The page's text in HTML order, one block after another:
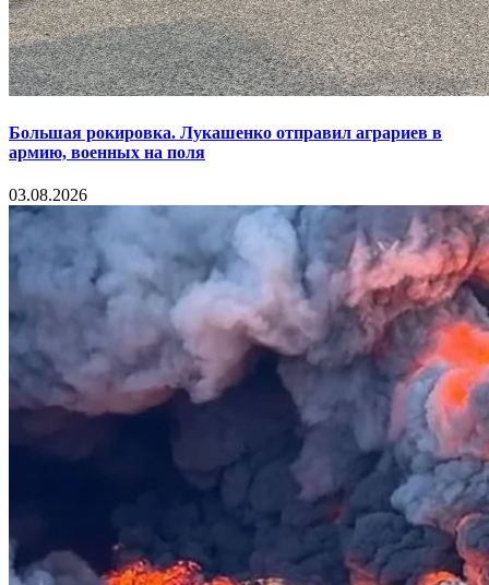
Большая рокировка. Лукашенко отправил аграриев в
армию, военных на поля
03.08.2026